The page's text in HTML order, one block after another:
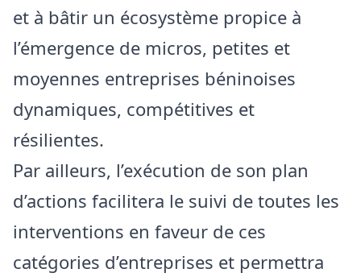
et à bâtir un écosystème propice à
l’émergence de micros, petites et
moyennes entreprises béninoises
dynamiques, compétitives et
résilientes.
Par ailleurs, l’exécution de son plan
d’actions facilitera le suivi de toutes les
interventions en faveur de ces
catégories d’entreprises et permettra